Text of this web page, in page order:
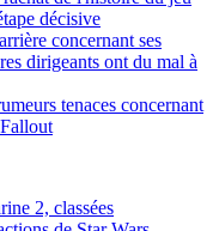
décisive
concernant ses
dirigeants ont du mal à
tenaces concernant
2, classées